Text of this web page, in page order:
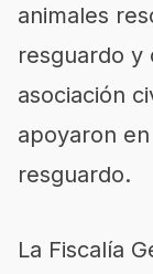
animales
resguardo y
asociación
apoyaron
resguardo.
La Fiscalía